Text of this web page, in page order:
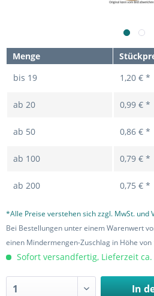
Menge
bis 19 1,20 € *
ab 20 0,99 € *
ab 50 0,86 € *
ab 100 0,79 € *
ab 200 0,75 € *
*Alle Preise verstehen sich zzgl. MwSt. und
Bei Bestellungen unter einem Warenwert
einen Mindermengen-Zuschlag in Höhe von
Sofort versandfertig, Lieferzeit ca.
In